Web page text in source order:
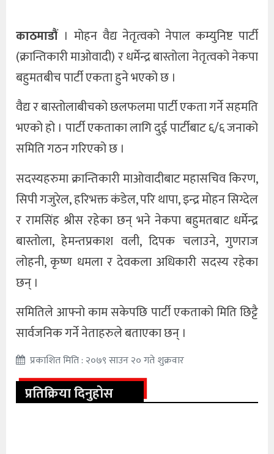
काठमाडौं । मोहन वैद्य नेतृत्वको नेपाल कम्युनिष्ट पार्टी
(क्रान्तिकारी माओवादी) र धर्मेन्द्र बास्तोला नेतृत्वको नेकपा
बहुमतबीच पार्टी एकता हुने भएको छ ।
वैद्य र बास्तोलाबीचको छलफलमा पार्टी एकता गर्ने सहमति
भएको हो । पार्टी एकताका लागि दुई पार्टीबाट ६/६ जनाको
समिति गठन गरिएको छ ।
सदस्यहरुमा क्रान्तिकारी मा‌ओवादीबाट महासचिव किरण,
सिपी गजुरेल, हरिभक्त कंडेल, परि थापा, इन्द्र मोहन सिग्देल
र रामसिंह श्रीस रहेका छन् भने नेकपा बहुमतबाट धर्मेन्द्र
बास्तोला, हेमन्तप्रकाश वली, दिपक चलाउने, गुणराज
लोहनी, कृष्ण धमला र देवकला अधिकारी सदस्य रहेका
छन् ।
समितिले आफ्नो काम सकेपछि पार्टी एकताको मिति छिट्टै
सार्वजनिक गर्ने नेताहरुले बताएका छन् ।
प्रकाशित मिति : २०७९ साउन २० गते शुक्रवार
प्रतिक्रिया दिनुहोस